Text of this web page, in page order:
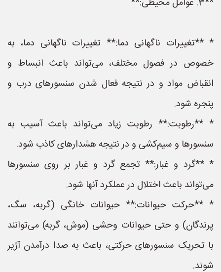
**3. عوامل محیطی:**
* **تغییرات ناگهانی دما:** تغییرات ناگهانی دما، به
خصوص در فصول مختلف، می‌تواند باعث انبساط و
انقباض مواد و در نتیجه فعال شدن سنسورهای درب و
پنجره شود.
* **رطوبت:** رطوبت زیاد می‌تواند باعث آسیب به
سنسورها و سیم‌کشی و در نتیجه هشدارهای کاذب شود.
* **گرد و غبار:** تجمع گرد و غبار بر روی سنسورها
می‌تواند باعث اختلال در عملکرد آنها شود.
* **حرکت حیوانات:** حیوانات خانگی (گربه، سگ،
پرندگان) و حتی حیوانات وحشی (موش، گربه) می‌توانند
با تحریک سنسورهای حرکتی، باعث به صدا درآمدن آژیر
شوند.